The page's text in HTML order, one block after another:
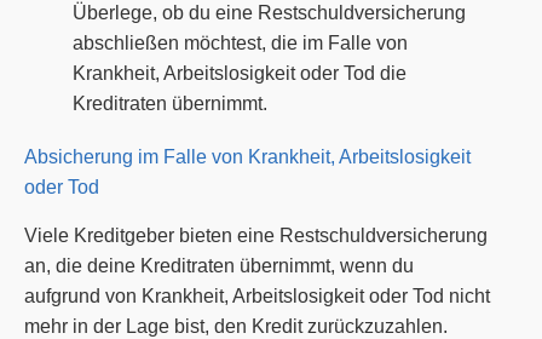
Überlege, ob du eine Restschuldversicherung
abschließen möchtest, die im Falle von
Krankheit, Arbeitslosigkeit oder Tod die
Kreditraten übernimmt.
Absicherung im Falle von Krankheit, Arbeitslosigkeit
oder Tod
Viele Kreditgeber bieten eine Restschuldversicherung
an, die deine Kreditraten übernimmt, wenn du
aufgrund von Krankheit, Arbeitslosigkeit oder Tod nicht
mehr in der Lage bist, den Kredit zurückzuzahlen.